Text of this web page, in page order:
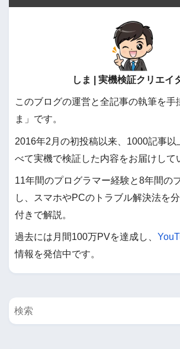
しま | 実機検証クリエイ
このブログの運営と全記事の執筆を手
ま」です。
2016年2月の初投稿以来、1000記事以
べて実機で検証した内容をお届けして
11年間のプログラマー経験と8年間の
し、スマホやPCのトラブル解決法を
付きで解説。
過去には月間100万PVを達成し、
情報を発信中です。